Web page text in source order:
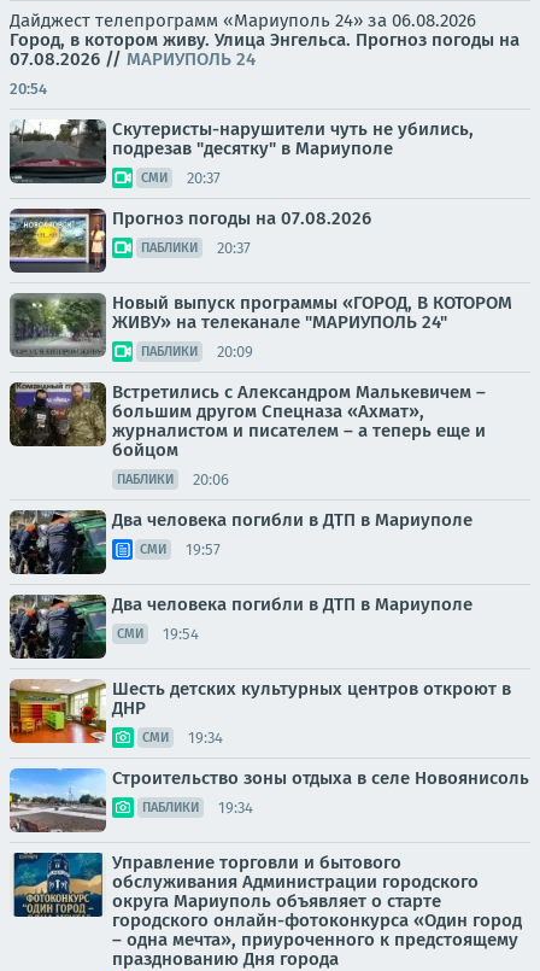
Дайджест телепрограмм «Мариуполь 24» за 06.08.2026
Город, в котором живу. Улица Энгельса. Прогноз погоды на
07.08.2026 // МАРИУПОЛЬ 24
20:54
Скутеристы-нарушители чуть не убились,
подрезав "десятку" в Мариуполе
СМИ 20:37
Прогноз погоды на 07.08.2026
ПАБЛИКИ 20:37
Новый выпуск программы «ГОРОД, В КОТОРОМ
ЖИВУ» на телеканале "МАРИУПОЛЬ 24"
ПАБЛИКИ 20:09
Встретились с Александром Малькевичем –
большим другом Спецназа «Ахмат»,
журналистом и писателем – а теперь еще и
бойцом
ПАБЛИКИ 20:06
Два человека погибли в ДТП в Мариуполе
СМИ 19:57
Два человека погибли в ДТП в Мариуполе
СМИ 19:54
Шесть детских культурных центров откроют в
ДНР
СМИ 19:34
Строительство зоны отдыха в селе Новоянисоль
ПАБЛИКИ 19:34
Управление торговли и бытового
обслуживания Администрации городского
округа Мариуполь объявляет о старте
городского онлайн-фотоконкурса «Один город
– одна мечта», приуроченного к предстоящему
празднованию Дня города